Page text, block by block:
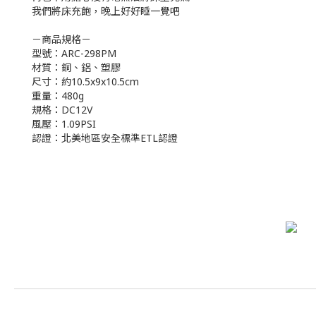
我們將床充飽，晚上好好睡一覺吧
－商品規格－
型號：ARC-298PM
材質：銅、鋁、塑膠
尺寸：約10.5x9x10.5cm
重量：480g
規格：DC12V
風壓：1.09PSI
認證：北美地區安全標準ETL認證